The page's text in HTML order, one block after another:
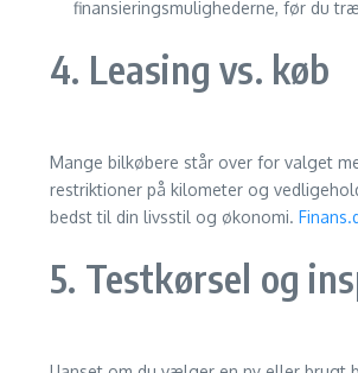
finansieringsmulighederne, før du
4. Leasing vs. køb
Mange bilkøbere står over for valget
restriktioner på kilometer og
bedst til din livsstil og økonomi.
5. Testkørsel og